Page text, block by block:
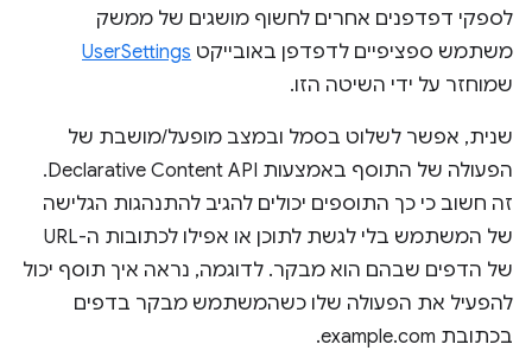
לספקי דפדפנים אחרים לחשוף מושגים של ממשק
משתמש ספציפיים לדפדפן באובייקט UserSettings
שמוחזר על ידי השיטה הזו.
שנית, אפשר לשלוט בסמל ובמצב מופעל/מושבת של
הפעולה של התוסף באמצעות Declarative Content API.
זה חשוב כי כך התוספים יכולים להגיב להתנהגות הגלישה
של המשתמש בלי לגשת לתוכן או אפילו לכתובות ה-URL
של הדפים שבהם הוא מבקר. לדוגמה, נראה איך תוסף יכול
להפעיל את הפעולה שלו כשהמשתמש מבקר בדפים
בכתובת example.com.